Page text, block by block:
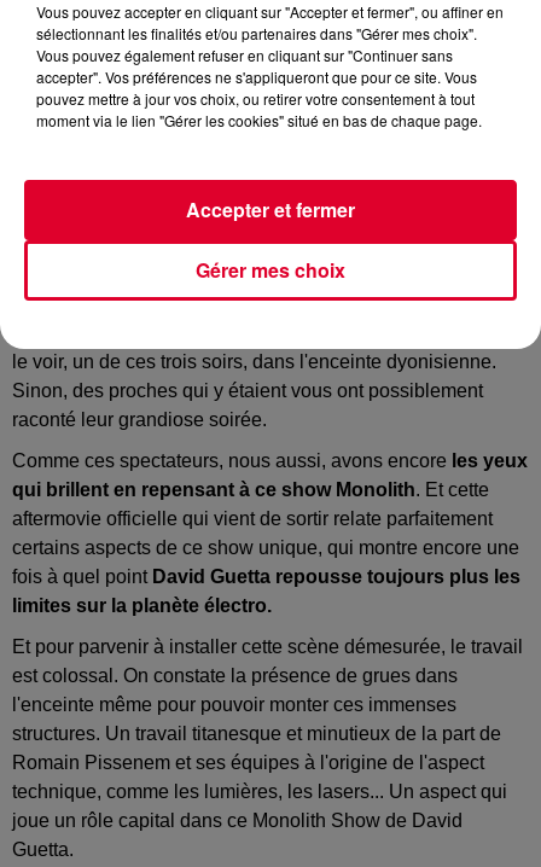
David Guetta - The Ultimate Monolith Show au Stade de France
Crédit :Youtube Officiel David Guetta
Le concert d'une vie.Oui, c'est ce même commentaire que
l'on a pu entendre ou lire à répétition suite à ces trois dates
exceptionnelles du Stade de France, qui marqueront de
toute évidence l'immense carrière du boss
le voir, un de ces trois soirs, dans l'enceinte dyonisienne.
Sinon, des proches qui y étaient vous ont possiblement
raconté leur grandiose soirée.
Comme ces spectateurs, nous aussi, avons encore les yeux
qui brillent en repensant à ce show Monolith. Et cette
aftermovie officielle qui vient de sortir relate parfaitement
certains aspects de ce show unique, qui montre encore une
fois à quel point David Guetta repousse toujours plus les
limites sur la planète électro.
Et pour parvenir à installer cette scène démesurée, le travail
est colossal. On constate la présence de grues dans
l'enceinte même pour pouvoir monter ces immenses
structures. Un travail titanesque et minutieux de la part de
Romain Pissenem et ses équipes à l'origine de l'aspect
technique, comme les lumières, les lasers... Un aspect qui
joue un rôle capital dans ce Monolith Show de David
Guetta.
Vous pouvez accepter en cliquant sur "Accepter et fermer", ou affiner en
sélectionnant les finalités et/ou partenaires dans "Gérer mes choix".
Vous pouvez également refuser en cliquant sur "Continuer sans
accepter". Vos préférences ne s'appliqueront que pour ce site. Vous
pouvez mettre à jour vos choix, ou retirer votre consentement à tout
moment via le lien "Gérer les cookies" situé en bas de chaque page.
Gérer mes choix
Accepter et fermer